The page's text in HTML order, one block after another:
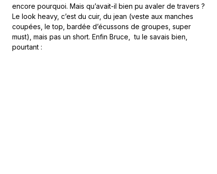
encore pourquoi. Mais qu’avait-il bien pu avaler de travers ?
Le look heavy, c’est du cuir, du jean (veste aux manches
coupées, le top, bardée d’écussons de groupes, super
must), mais pas un short. Enfin Bruce, tu le savais bien,
pourtant :